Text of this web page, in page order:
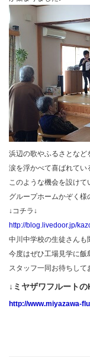
浜辺の歌やふるさとなど
涙を浮かべて喜ばれてい
このような機会を設けて
グループホームかぞく様
↓コチラ↓
http://blog.livedoor.jp/
中川中学校の生徒さんも
今度はぜひ工場見学に飯
スタッフ一同お待ちして
↓ミヤザワフルートの
http://www.miyazawa-